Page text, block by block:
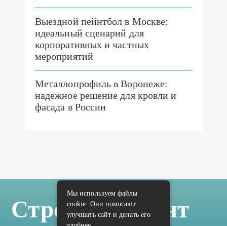
Выездной пейнтбол в Москве:
идеальный сценарий для
корпоративных и частных
мероприятий
Металлопрофиль в Воронеже:
надежное решение для кровли и
фасада в России
Стройка Ремонт
Мы используем файлы
cookie. Они помогают
улучшать сайт и делать его